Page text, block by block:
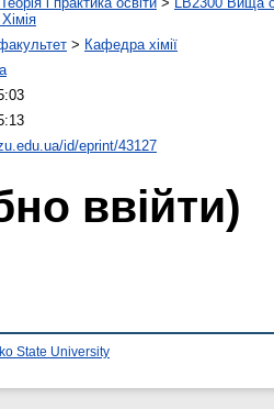
> Кафедра хімії
id/eprint/43127
ввійти)
State University